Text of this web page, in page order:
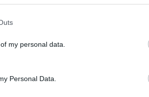
my personal data.
Personal Data.
no acojan a los menores
de los menores de Ceuta en las
ante la Fiscalía del Supremo